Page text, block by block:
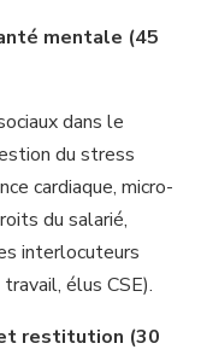
mentale (45
dans le
du stress
cardiaque, micro-
du salarié,
interlocuteurs
élus CSE).
restitution (30